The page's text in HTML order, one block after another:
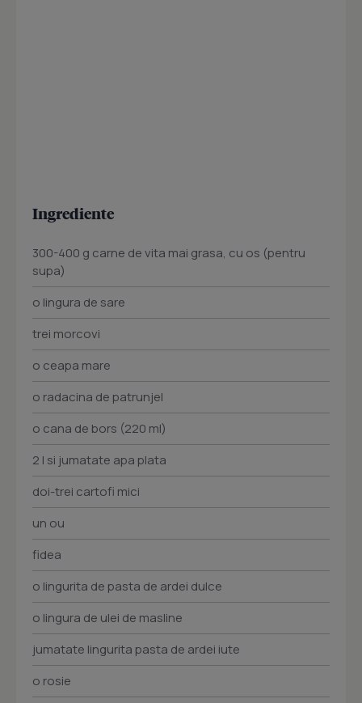
Ingrediente
300-400 g carne de vita mai grasa, cu os (pentru
supa)
o lingura de sare
trei morcovi
o ceapa mare
o radacina de patrunjel
o cana de bors (220 ml)
2 l si jumatate apa plata
doi-trei cartofi mici
un ou
fidea
o lingurita de pasta de ardei dulce
o lingura de ulei de masline
jumatate lingurita pasta de ardei iute
o rosie